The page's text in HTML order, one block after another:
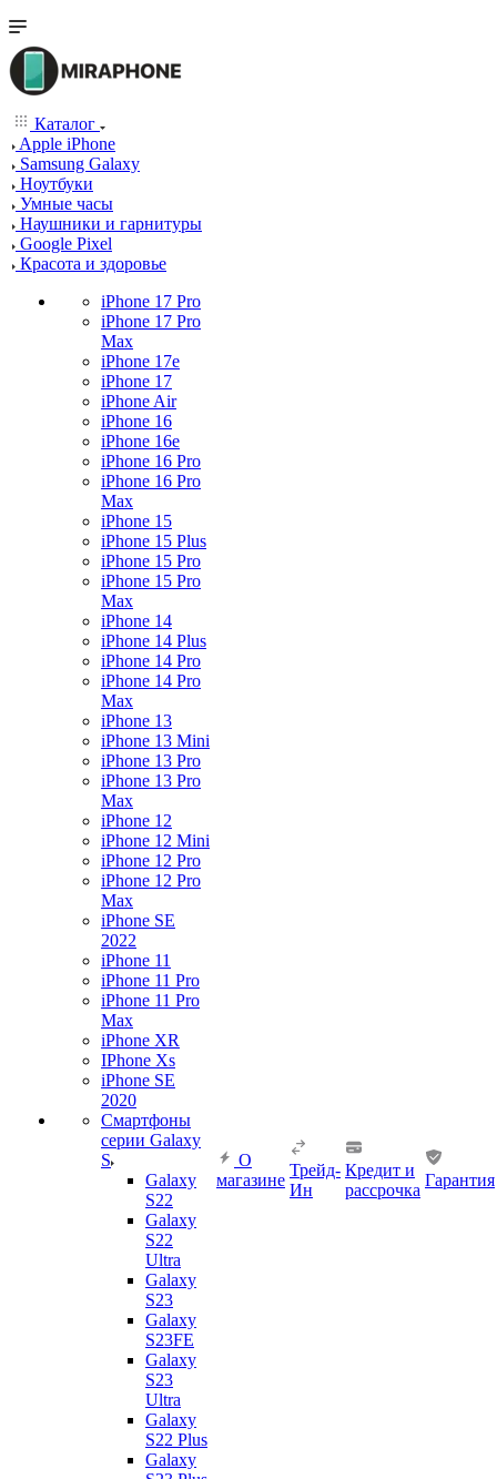
Каталог
Apple iPhone
Samsung Galaxy
Ноутбуки
Умные часы
Наушники и гарнитуры
Google Pixel
Красота и здоровье
iPhone 17 Pro
iPhone 17 Pro
Max
iPhone 17e
iPhone 17
iPhone Air
iPhone 16
iPhone 16e
iPhone 16 Pro
iPhone 16 Pro
Max
iPhone 15
iPhone 15 Plus
iPhone 15 Pro
iPhone 15 Pro
Max
iPhone 14
iPhone 14 Plus
iPhone 14 Pro
iPhone 14 Pro
Max
iPhone 13
iPhone 13 Mini
iPhone 13 Pro
iPhone 13 Pro
Max
iPhone 12
iPhone 12 Mini
iPhone 12 Pro
iPhone 12 Pro
Max
iPhone SE
2022
iPhone 11
iPhone 11 Pro
iPhone 11 Pro
Max
iPhone XR
IPhone Xs
iPhone SE
2020
Смартфоны
серии Galaxy
S
Galaxy
S22
Galaxy
S22
Ultra
Galaxy
S23
Galaxy
S23FE
Galaxy
S23
Ultra
Galaxy
S22 Plus
Galaxy
О
магазине
Трейд-
Ин
Кредит и
рассрочка
Гарантия